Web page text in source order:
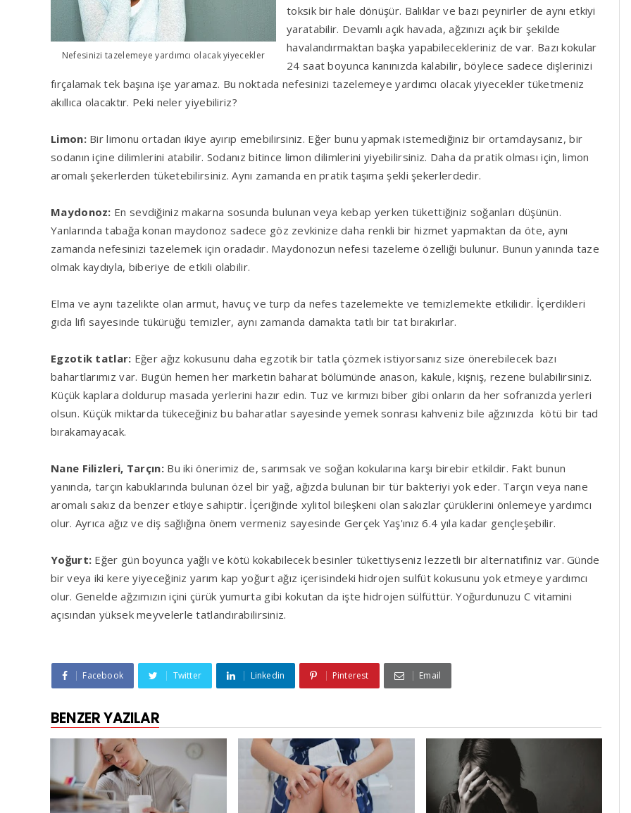
Nefesinizi tazelemeye yardımcı olacak yiyecekler
toksik bir hale dönüşür. Balıklar ve bazı peynirler de aynı etkiyi
yaratabilir. Devamlı açık havada, ağzınızı açık bir şekilde
havalandırmaktan başka yapabilecekleriniz de var. Bazı kokular
24 saat boyunca kanınızda kalabilir, böylece sadece dişlerinizi
fırçalamak tek başına işe yaramaz. Bu noktada nefesinizi tazelemeye yardımcı olacak yiyecekler tüketmeniz
akıllıca olacaktır. Peki neler yiyebiliriz?
Limon: Bir limonu ortadan ikiye ayırıp emebilirsiniz. Eğer bunu yapmak istemediğiniz bir ortamdaysanız, bir
sodanın içine dilimlerini atabilir. Sodanız bitince limon dilimlerini yiyebilirsiniz. Daha da pratik olması için, limon
aromalı şekerlerden tüketebilirsiniz. Aynı zamanda en pratik taşıma şekli şekerlerdedir.
Maydonoz: En sevdiğiniz makarna sosunda bulunan veya kebap yerken tükettiğiniz soğanları düşünün.
Yanlarında tabağa konan maydonoz sadece göz zevkinize daha renkli bir hizmet yapmaktan da öte, aynı
zamanda nefesinizi tazelemek için oradadır. Maydonozun nefesi tazeleme özelliği bulunur. Bunun yanında taze
olmak kaydıyla, biberiye de etkili olabilir.
Elma ve aynı tazelikte olan armut, havuç ve turp da nefes tazelemekte ve temizlemekte etkilidir. İçerdikleri
gıda lifi sayesinde tükürüğü temizler, aynı zamanda damakta tatlı bir tat bırakırlar.
Egzotik tatlar: Eğer ağız kokusunu daha egzotik bir tatla çözmek istiyorsanız size önerebilecek bazı
bahartlarımız var. Bugün hemen her marketin baharat bölümünde anason, kakule, kişniş, rezene bulabilirsiniz.
Küçük kaplara doldurup masada yerlerini hazır edin. Tuz ve kırmızı biber gibi onların da her sofranızda yerleri
olsun. Küçük miktarda tükeceğiniz bu baharatlar sayesinde yemek sonrası kahveniz bile ağzınızda kötü bir tad
bırakamayacak.
Nane Filizleri, Tarçın: Bu iki önerimiz de, sarımsak ve soğan kokularına karşı birebir etkildir. Fakt bunun
yanında, tarçın kabuklarında bulunan özel bir yağ, ağızda bulunan bir tür bakteriyi yok eder. Tarçın veya nane
aromalı sakız da benzer etkiye sahiptir. İçeriğinde xylitol bileşkeni olan sakızlar çürüklerini önlemeye yardımcı
olur. Ayrıca ağız ve diş sağlığına önem vermeniz sayesinde Gerçek Yaş'ınız 6.4 yıla kadar gençleşebilir.
Yoğurt: Eğer gün boyunca yağlı ve kötü kokabilecek besinler tükettiyseniz lezzetli bir alternatifiniz var. Günde
bir veya iki kere yiyeceğiniz yarım kap yoğurt ağız içerisindeki hidrojen sulfüt kokusunu yok etmeye yardımcı
olur. Genelde ağzımızın içini çürük yumurta gibi kokutan da işte hidrojen sülfüttür. Yoğurdunuzu C vitamini
açısından yüksek meyvelerle tatlandırabilirsiniz.
Facebook Twitter Linkedin Pinterest Email
BENZER YAZILAR